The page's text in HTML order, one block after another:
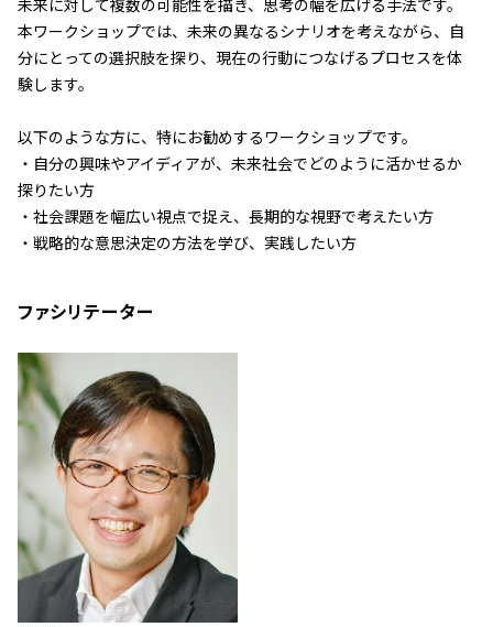
未来に対して複数の可能性を描き、思考の幅を広げる手法です。
本ワークショップでは、未来の異なるシナリオを考えながら、自
分にとっての選択肢を探り、現在の行動につなげるプロセスを体
験します。
以下のような方に、特にお勧めするワークショップです。
・自分の興味やアイディアが、未来社会でどのように活かせるか
探りたい方
・社会課題を幅広い視点で捉え、長期的な視野で考えたい方
・戦略的な意思決定の方法を学び、実践したい方
ファシリテーター